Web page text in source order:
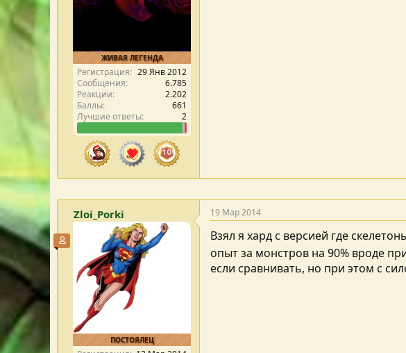
ЖИВАЯ ЛЕГЕНДА
Регистрация
29 Янв 2012
Сообщения
6.785
Реакции
2.202
Баллы
661
Лучшие ответы
2
Zloi_Porki
ПОСТОЯЛЕЦ
Участник форума
19 Мар 2014
Взял я хард с версией где
опыт за монстров на 90% вроде
если сравнивать, но при этом с